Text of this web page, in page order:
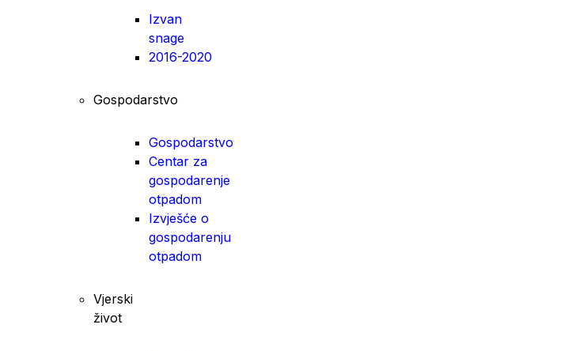
Izvan
snage
2016-2020
Gospodarstvo
Gospodarstvo
Centar za
gospodarenje
otpadom
Izvješće o
gospodarenju
otpadom
Vjerski
život